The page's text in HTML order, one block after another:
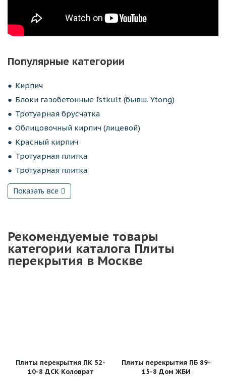
Популярные категории
Кирпич
Блоки газобетонные Istkult (бывш. Ytong)
Тротуарная брусчатка
Облицовочный кирпич (лицевой)
Красный кирпич
Тротуарная плитка
Тротуарная плитка
Показать все
Рекомендуемые товары
категории каталога Плиты
перекрытия в Москве
Плиты перекрытия ПК 52-
10-8 ДСК Коловрат
Плиты перекрытия ПБ 89-
15-8 Дом ЖБИ